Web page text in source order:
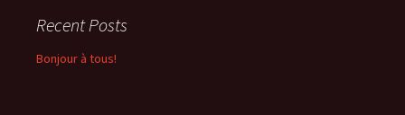
Recent Posts
Bonjour à tous!